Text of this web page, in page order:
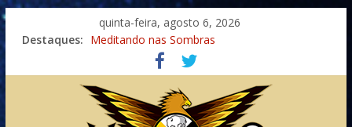
quinta-feira, agosto 6, 2026
Destaques: Meditando nas Sombras
Autosuficiência: A Jornada do Espírito Ancestral
Xamanismo Universal
Totens – Caminho Espiritual – Crescimento
Imaginação na Cura